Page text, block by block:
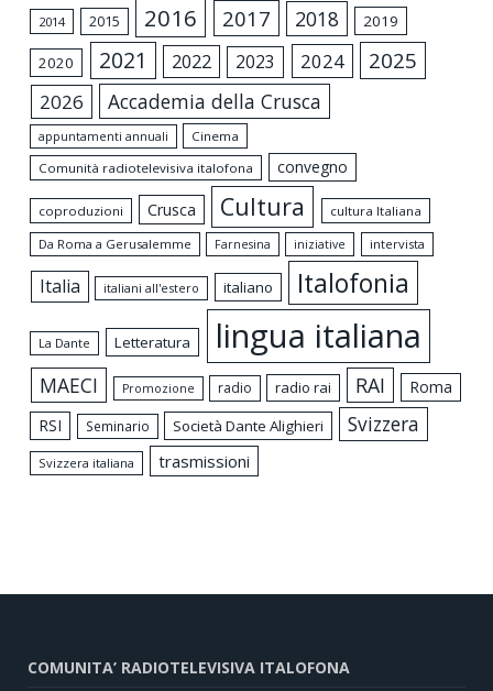
2014 2015 2016 2017 2018 2019
2020 2021 2022 2023 2024 2025
2026 Accademia della Crusca
appuntamenti annuali
Cinema
Comunità radiotelevisiva italofona
convegno
coproduzioni Crusca Cultura
cultura Italiana
Da Roma a Gerusalemme
Farnesina iniziative intervista
Italia italiani all'estero italiano Italofonia
La Dante Letteratura lingua italiana
MAECI Promozione radio radio rai RAI
Roma
RSI
Seminario Società Dante Alighieri Svizzera
Svizzera italiana trasmissioni
COMUNITA’ RADIOTELEVISIVA ITALOFONA